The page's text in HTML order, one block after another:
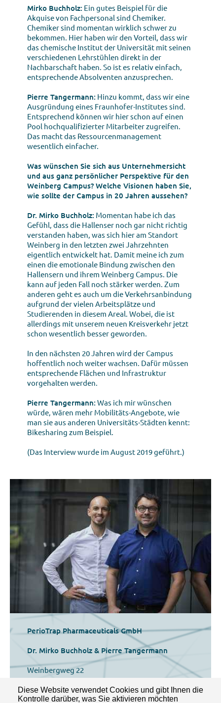
Diese Website verwendet Cookies und gibt Ihnen die
Kontrolle darüber, was Sie aktivieren möchten
Mirko Buchholz: Ein gutes Beispiel für die
Akquise von Fachpersonal sind Chemiker.
Chemiker sind momentan wirklich schwer zu
bekommen. Hier haben wir den Vorteil, dass wir
das chemische Institut der Universität mit seinen
verschiedenen Lehrstühlen direkt in der
Nachbarschaft haben. So ist es relativ einfach,
entsprechende Absolventen anzusprechen.
Pierre Tangermann: Hinzu kommt, dass wir eine
Ausgründung eines Fraunhofer-Institutes sind.
Entsprechend können wir hier schon auf einen
Pool hochqualifizierter Mitarbeiter zugreifen.
Das macht das Ressourcenmanagement
wesentlich einfacher.
Was wünschen Sie sich aus Unternehmersicht
und aus ganz persönlicher Perspektive für den
Weinberg Campus? Welche Visionen haben Sie,
wie sollte der Campus in 20 Jahren aussehen?
Dr. Mirko Buchholz: Momentan habe ich das
Gefühl, dass die Hallenser noch gar nicht richtig
verstanden haben, was sich hier am Standort
Weinberg in den letzten zwei Jahrzehnten
eigentlich entwickelt hat. Damit meine ich zum
einen die emotionale Bindung zwischen den
Hallensern und ihrem Weinberg Campus. Die
kann auf jeden Fall noch stärker werden. Zum
anderen geht es auch um die Verkehrsanbindung
aufgrund der vielen Arbeitsplätze und
Studierenden in diesem Areal. Wobei, die ist
allerdings mit unserem neuen Kreisverkehr jetzt
schon wesentlich besser geworden.
In den nächsten 20 Jahren wird der Campus
hoffentlich noch weiter wachsen. Dafür müssen
entsprechende Flächen und Infrastruktur
vorgehalten werden.
Pierre Tangermann: Was ich mir wünschen
würde, wären mehr Mobilitäts-Angebote, wie
man sie aus anderen Universitäts-Städten kennt:
Bikesharing zum Beispiel.
(Das Interview wurde im August 2019 geführt.)
PerioTrap Pharmaceuticals GmbH
Dr. Mirko Buchholz & Pierre Tangermann
Weinbergweg 22
06120 Halle (Saale)